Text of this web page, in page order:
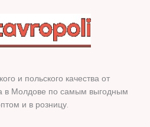
и польского качества от
в Молдове по самым выгодным
и в розницу.